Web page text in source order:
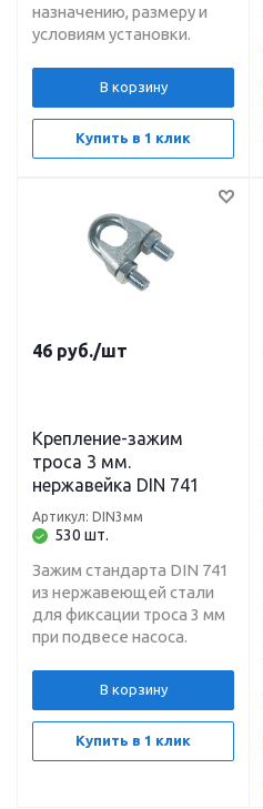
назначению, размеру и
условиям установки.
В корзину
Купить в 1 клик
46 руб./шт
Крепление-зажим
троса 3 мм.
нержавейка DIN 741
530 шт.
Артикул: DIN3мм
Зажим стандарта DIN 741
из нержавеющей стали
для фиксации троса 3 мм
при подвесе насоса.
В корзину
Купить в 1 клик